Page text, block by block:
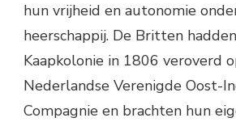
hun vrijheid en autonomie
heerschappij. De Britten
Kaapkolonie in 1806 veroverd
Nederlandse Verenigde Oost-
Compagnie en brachten hun